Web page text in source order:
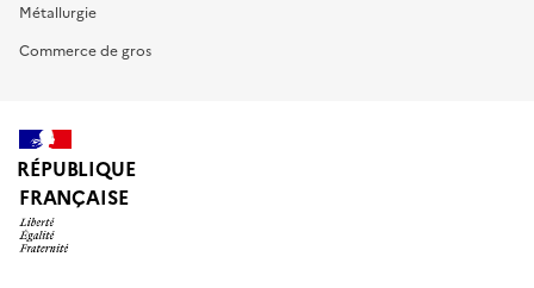
Métallurgie
Commerce de gros
RÉPUBLIQUE
FRANÇAISE